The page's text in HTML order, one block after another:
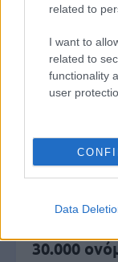
related to
I want to
related to
functionality
user
Data
Ανοικτές
Δημόσιο
ΥΠΕΣ:
2027 -
30.000